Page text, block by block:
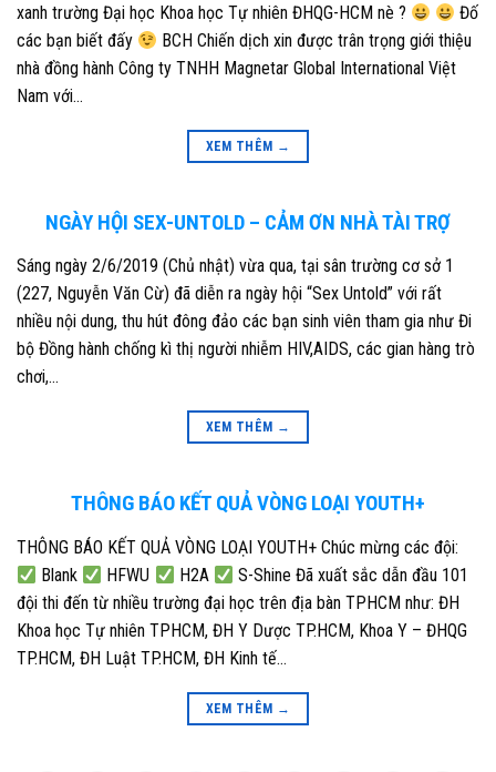
xanh trường Đại học Khoa học Tự nhiên ĐHQG-HCM nè ?
Đố
các bạn biết đấy
BCH Chiến dịch xin được trân trọng giới thiệu
nhà đồng hành Công ty TNHH Magnetar Global International Việt
Nam với…
XEM THÊM →
NGÀY HỘI SEX-UNTOLD – CẢM ƠN NHÀ TÀI TRỢ
Sáng ngày 2/6/2019 (Chủ nhật) vừa qua, tại sân trường cơ sở 1
(227, Nguyễn Văn Cừ) đã diễn ra ngày hội “Sex Untold” với rất
nhiều nội dung, thu hút đông đảo các bạn sinh viên tham gia như Đi
bộ Đồng hành chống kì thị người nhiễm HIV,AIDS, các gian hàng trò
chơi,…
XEM THÊM →
THÔNG BÁO KẾT QUẢ VÒNG LOẠI YOUTH+
THÔNG BÁO KẾT QUẢ VÒNG LOẠI YOUTH+ Chúc mừng các đội:
Blank
HFWU H2A
S-Shine Đã xuất sắc dẫn đầu 101
đội thi đến từ nhiều trường đại học trên địa bàn TPHCM như: ĐH
Khoa học Tự nhiên TPHCM, ĐH Y Dược TP.HCM, Khoa Y – ĐHQG
TP.HCM, ĐH Luật TP.HCM, ĐH Kinh tế…
XEM THÊM →